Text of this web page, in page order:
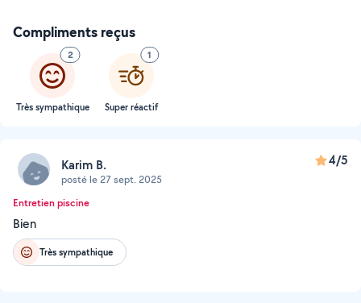
Compliments reçus
2
Très sympathique
1
Super réactif
Karim B.
posté le 27 sept. 2025
4/5
Entretien piscine
Bien
Très sympathique